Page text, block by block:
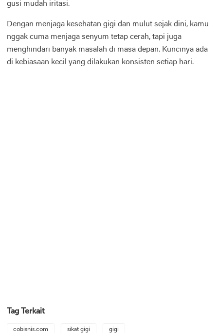
gusi mudah iritasi.
Dengan menjaga kesehatan gigi dan mulut sejak dini, kamu
nggak cuma menjaga senyum tetap cerah, tapi juga
menghindari banyak masalah di masa depan. Kuncinya ada
di kebiasaan kecil yang dilakukan konsisten setiap hari.
Tag Terkait
cobisnis.com sikat gigi gigi